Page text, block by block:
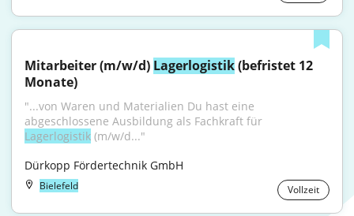
Mitarbeiter (m/w/d) Lagerlogistik (befristet 12
Monate)
"...von Waren und Materialien Du hast eine
Lagerlogistik (m/w/d..."
Dürkopp Fördertechnik GmbH
Bielefeld Vollzeit